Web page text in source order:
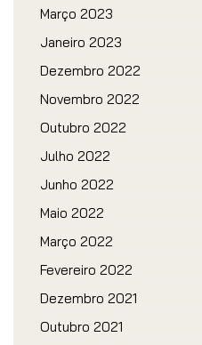
Março 2023
Janeiro 2023
Dezembro 2022
Novembro 2022
Outubro 2022
Julho 2022
Junho 2022
Maio 2022
Março 2022
Fevereiro 2022
Dezembro 2021
Outubro 2021